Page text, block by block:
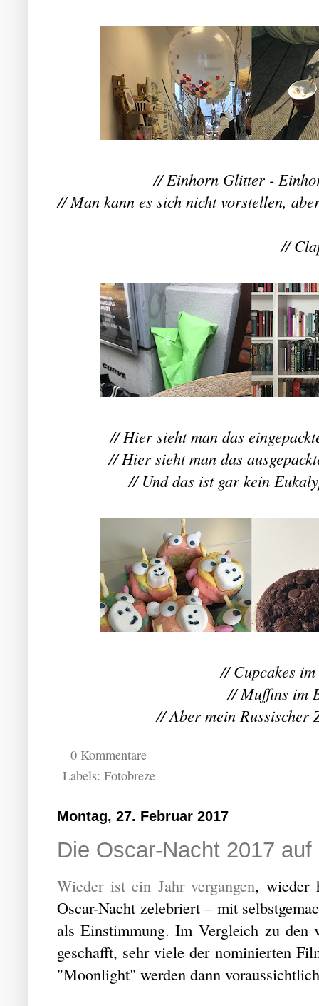
// Einhorn Glitter -
// Man kann es sich nicht vorstellen,
//
// Hier sieht man das
// Hier sieht man das
// Und das ist gar kein
// Cupcakes
// Muffins im
// Aber mein Russischer
0 Kommentare
Labels: Fotobreze
Montag, 27. Februar 2017
Die Oscar-Nacht 2017
Wieder ist ein Jahr vergangen, wieder
Oscar-Nacht zelebriert – mit
als Einstimmung. Im Vergleich zu den
geschafft, sehr viele der nominierten
"Moonlight" werden dann